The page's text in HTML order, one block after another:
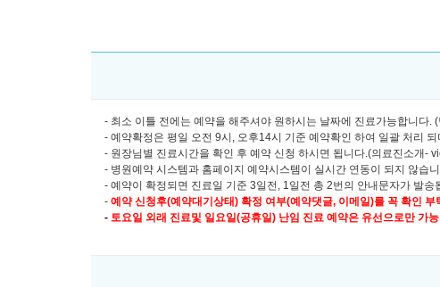
- 최소 이틀 전에는 예약을 해주셔야 원하시는 날짜에 진료가능합니다.
- 예약확정은 평일 오전 9시, 오후14시 기준 예약확인 하여 일괄 처리
- 원장님별 진료시간을 확인 후 예약 신청 하시면 됩니다.(의료진소개-
- 병원예약 시스템과 홈페이지 예약시스템이 실시간 연동이 되지 않습
- 예약이 확정되면 진료일 기준 3일전, 1일전 총 2번의 안내문자가 발송
- 예약 신청후(예약대기상태) 확정 여부(예약댓글, 이메일)를 꼭 확인
- 토요일 외래 진료및 일요일(공휴일) 난임 진료 예약은 유선으로만 가